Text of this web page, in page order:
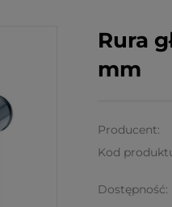
Rura
mm
Producent:
Kod
Dostępność: